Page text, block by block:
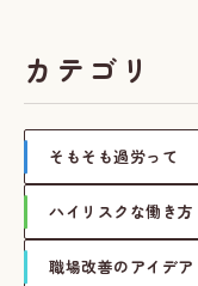
カテゴリ
そもそも過労って
ハイリスクな働き方
職場改善のアイデア